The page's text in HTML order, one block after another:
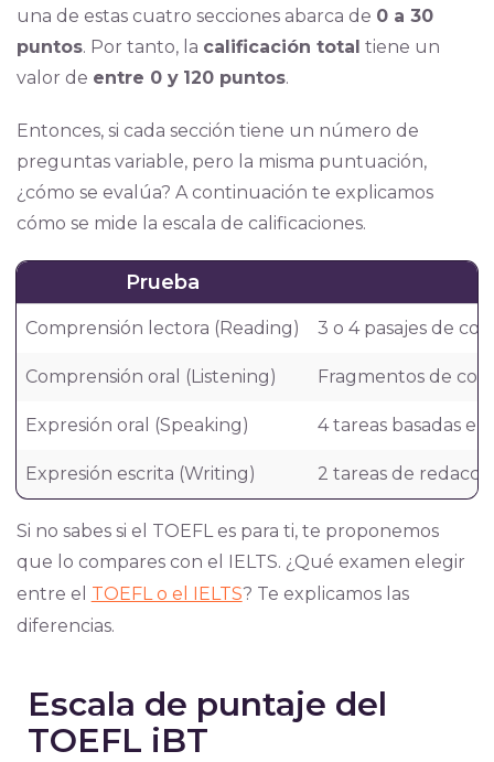
una de estas cuatro secciones abarca de 0 a 30
puntos. Por tanto, la calificación total tiene un
valor de entre 0 y 120 puntos.
Entonces, si cada sección tiene un número de
preguntas variable, pero la misma puntuación,
¿cómo se evalúa? A continuación te explicamos
cómo se mide la escala de calificaciones.
Prueba
Comprensión lectora (Reading) 3 o 4 pasajes de
Comprensión oral (Listening) Fragmentos de
Expresión oral (Speaking) 4 tareas basadas
Expresión escrita (Writing) 2 tareas de
Si no sabes si el TOEFL es para ti, te proponemos
que lo compares con el IELTS. ¿Qué examen elegir
entre el TOEFL o el IELTS? Te explicamos las
diferencias.
Escala de puntaje del
TOEFL iBT